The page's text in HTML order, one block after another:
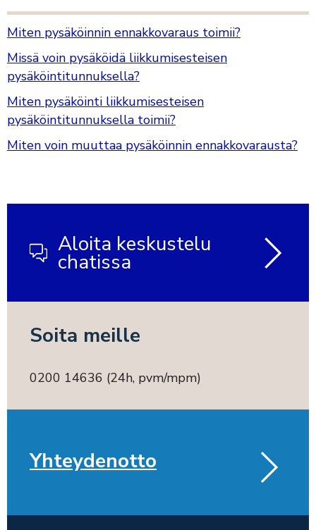
Miten pysäköinnin ennakkovaraus toimii?
Missä voin pysäköidä liikkumisesteisen
pysäköintitunnuksella?
Miten pysäköinti liikkumisesteisen
pysäköintitunnuksella toimii?
Miten voin muuttaa pysäköinnin ennakkovarausta?
Aloita keskustelu
chatissa
Soita meille
0200 14636 (24h, pvm/mpm)
Yhteydenotto